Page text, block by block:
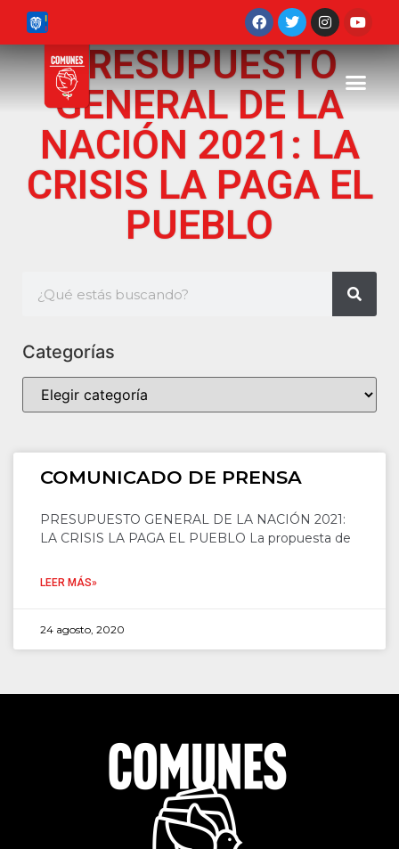
PRESUPUESTO
GENERAL DE LA
NACIÓN 2021: LA
CRISIS LA PAGA EL
PUEBLO
Categorías
COMUNICADO DE PRENSA
PRESUPUESTO GENERAL DE LA NACIÓN 2021:
LA CRISIS LA PAGA EL PUEBLO La propuesta de
LEER MÁS»
24 agosto, 2020